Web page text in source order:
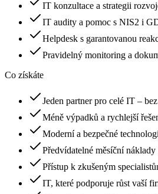
IT konzultace a strategii
IT audity a pomoc s NIS2 i
Helpdesk s garantovanou
Pravidelný monitoring a
Co získáte
Jeden partner pro celé IT –
Méně výpadků a rychlejší
Moderní a bezpečné
Předvídatelné měsíční
Přístup k zkušeným
IT, které podporuje růst vaší